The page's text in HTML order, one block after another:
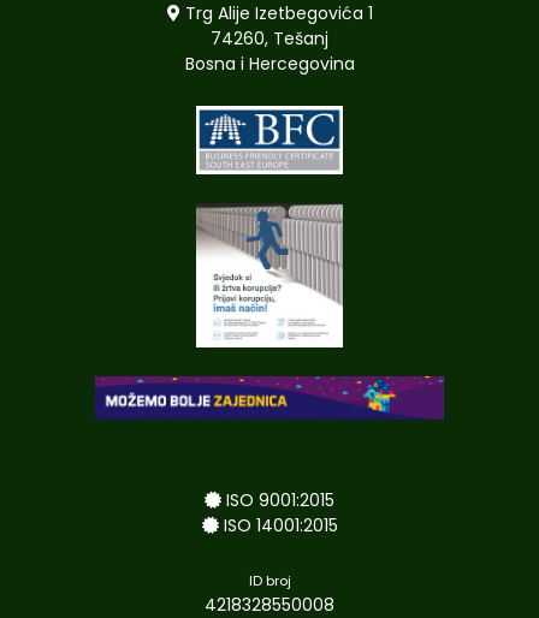
Trg Alije Izetbegovića 1
74260, Tešanj
Bosna i Hercegovina
ISO 9001:2015
ISO 14001:2015
ID broj
4218328550008